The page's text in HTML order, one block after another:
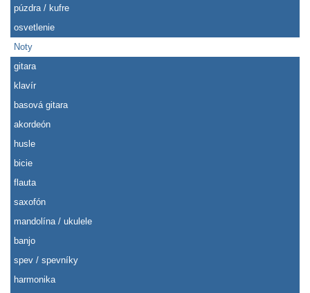
púzdra / kufre
osvetlenie
Noty
gitara
klavír
basová gitara
akordeón
husle
bicie
flauta
saxofón
mandolína / ukulele
banjo
spev / spevníky
harmonika